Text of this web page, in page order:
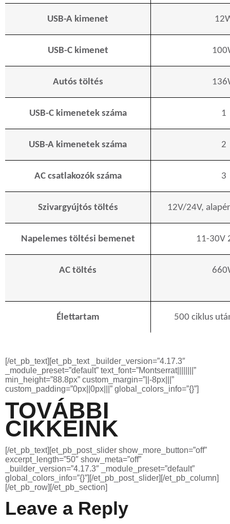
USB-A kimenet
USB-C kimenet
Autós töltés
USB-C kimenetek száma 1
USB-A kimenetek száma 2
AC csatlakozók száma 3
Szivargyújtós töltés 12V/24V,
Napelemes töltési bemenet 11-30V
AC töltés
Élettartam 500 ciklus
[/et_pb_text][et_pb_text _builder_version=”4.17.3″
_module_preset=”default” text_font=”Montserrat||||||||”
min_height=”88.8px” custom_margin=”||-8px|||”
custom_padding=”0px||0px|||” global_colors_info=”{}”]
TOVÁBBI
CIKKEINK
[/et_pb_text][et_pb_post_slider show_more_button=”off”
excerpt_length=”50″ show_meta=”off”
_builder_version=”4.17.3″ _module_preset=”default”
global_colors_info=”{}”][/et_pb_post_slider][/et_pb_column]
[/et_pb_row][/et_pb_section]
Leave a Reply